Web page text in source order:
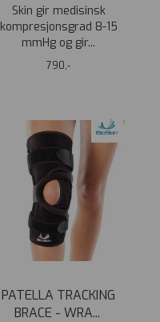
Skin gir medisinsk
kompresjonsgrad 8-15
mmHg og gir...
790,-
PATELLA TRACKING
BRACE - WRA...